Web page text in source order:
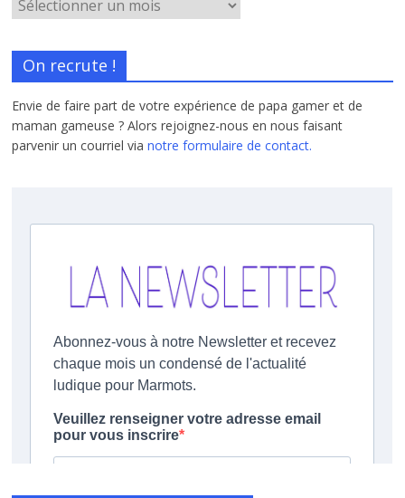
On recrute !
Envie de faire part de votre expérience de papa gamer et de
maman gameuse ? Alors rejoignez-nous en nous faisant
parvenir un courriel vianotre formulaire de contact.